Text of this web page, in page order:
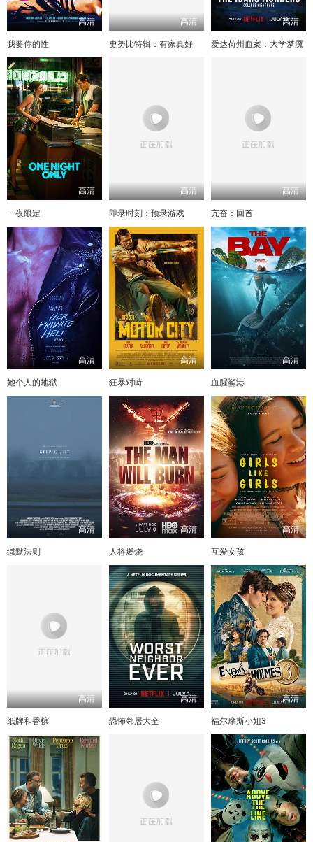
高清
我要你的性
高清
史努比特辑：有家真好
高清
爱达荷州血案：大学梦魇
高清
一夜限定
高清
即录时刻：预录游戏
高清
亢奋：回首
高清
她个人的地狱
高清
狂暴对峙
高清
血腥鲨港
高清
缄默法则
高清
人将燃烧
高清
互爱女孩
高清
纸牌和香槟
高清
恐怖邻居大全
高清
福尔摩斯小姐3